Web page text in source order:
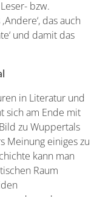
bzw.
das auch
und damit das
in Literatur und
sich am Ende mit
zu Wuppertals
Meinung einiges zu
kann man
Raum